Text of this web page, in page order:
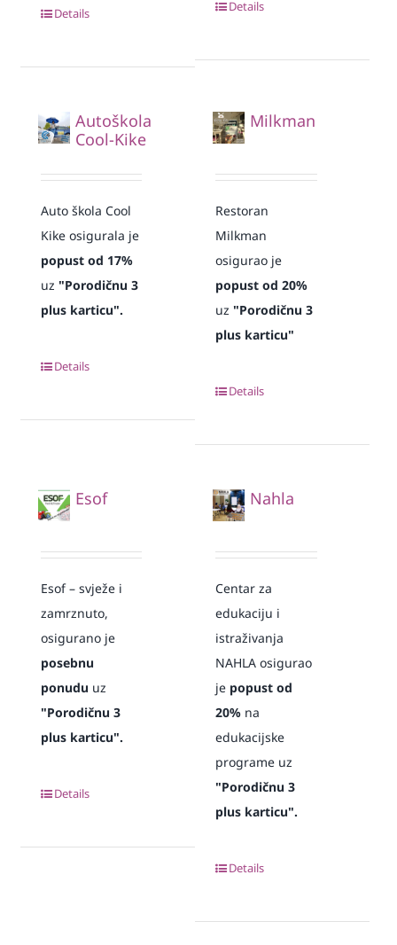
Details Details
Autoškola
Cool-Kike
Auto škola Cool
Kike osigurala je
popust od 17%
uz "Porodičnu 3
plus karticu".
Details
Milkman
Restoran
Milkman
osigurao je
popust od 20%
uz"Porodičnu 3
plus karticu"
Details
Esof
Esof – svježe i
zamrznuto,
osigurano je
posebnu
ponudu uz
"Porodičnu 3
plus karticu".
Details
Nahla
Centar za
edukaciju i
istraživanja
NAHLA osigurao
je popust od
20% na
edukacijske
programe uz
"Porodičnu 3
plus karticu".
Details